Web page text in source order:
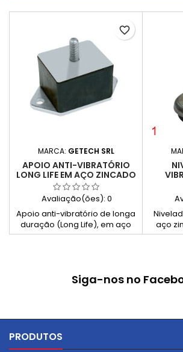
MARCA: GETECH SRL
APOIO ANTI-VIBRATÓRIO
LONG LIFE EM AÇO ZINCADO
L
Avaliação(ões): 0
Apoio anti-vibratório de longa
duração (Long Life), em aço
zincado, concebido para
favorite_border
aço
Siga-nos no
PRODUTOS